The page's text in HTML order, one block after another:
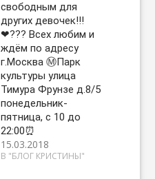
свободным для
других девочек!!!
❤??? Всех любим и
ждём по адресу
г.Москва Ⓜ️Парк
культуры улица
Тимура Фрунзе д.8/5
понедельник-
пятница, с 10 до
22:00⏰
15.03.2018
В "БЛОГ КРИСТИНЫ"